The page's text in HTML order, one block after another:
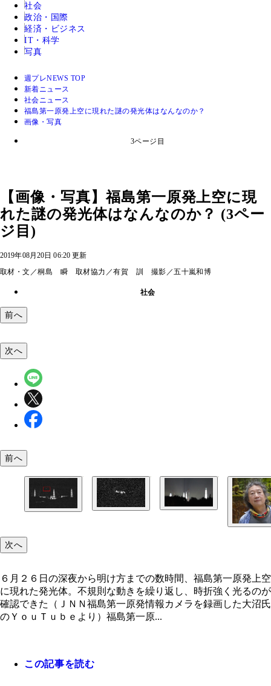
社会
政治・国際
経済・ビジネス
IT・科学
写真
週プレNEWS TOP
新着ニュース
社会ニュース
福島第一原発上空に現れた謎の発光体はなんなのか？
画像・写真
3ページ目
【画像・写真】福島第一原発上空に現
れた謎の発光体はなんなのか？ (3ペー
ジ目)
2019年08月20日 06:20 更新
取材・文／桐島 瞬 取材協力／有賀 訓 撮影／五十嵐和博
社会
前へ
取材班は、現地で謎の光を確かめるべく福島第一
見渡せる滝川ダム近くでカメラを構えた。すると
赤枠部分の拡大
福島第一原発から約２.５ｋｍの場所にある双葉町
６号線沿いで空を見上げたが、謎の光らしきもの
ジャーナリストで福島第一原発ウオッチャーの大
氏。ＪＮＮライブカメラを観察していたところ画
上空から次々と謎の光が現れた
次へ
前へ
次へ
６月２６日の深夜から明け方までの数時間、福島第一原発上空
に現れた発光体。不規則な動きを繰り返し、時折強く光るのが
確認できた（ＪＮＮ福島第一原発情報カメラを録画した大沼氏
のＹｏｕＴｕｂｅより）福島第一原...
この記事を読む